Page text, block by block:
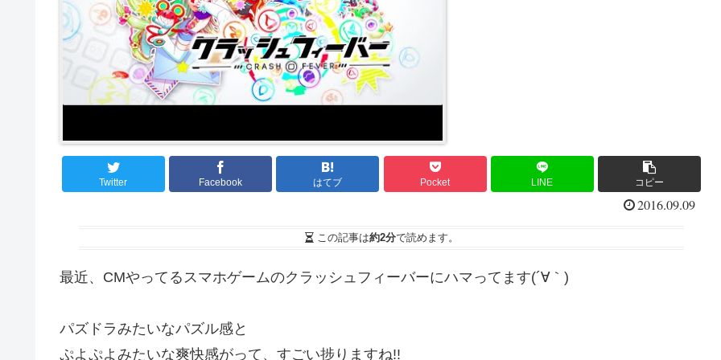
Twitter Facebook はてブ Pocket LINE コピー
2016.09.09
この記事は約2分で読めます。
最近、CMやってるスマホゲームのクラッシュフィーバーにハマってます(´∀｀)
パズドラみたいなパズル感と
ぷよぷよみたいな爽快感がって、すごい捗りますね!!